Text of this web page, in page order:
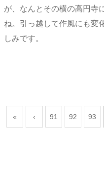
が、なんとその横の高円寺
ね。引っ越して作風にも変
しみです。
« ‹ 91 92 93